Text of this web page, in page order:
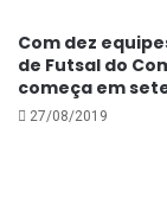
Sobre os
Com dez
de Futsal do
começa em
27/08/2019